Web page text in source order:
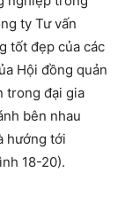
ty Tư vấn
tốt đẹp của các
Hội đồng quản
trong đại gia
bên nhau
hướng tới
18-20).